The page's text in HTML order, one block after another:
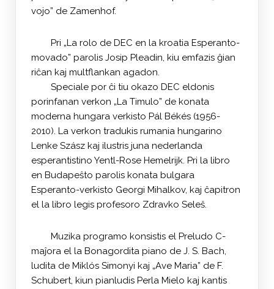
vojo” de Zamenhof.
Pri „La rolo de DEC en la kroatia Esperanto-
movado” parolis Josip Pleadin, kiu emfazis ĝian
riĉan kaj multflankan agadon.
Speciale por ĉi tiu okazo DEC eldonis
porinfanan verkon „La Timulo” de konata
moderna hungara verkisto Pál Békés (1956-
2010). La verkon tradukis rumania hungarino
Lenke Szász kaj ilustris juna nederlanda
esperantistino Yentl-Rose Hemelrijk. Pri la libro
en Budapeŝto parolis konata bulgara
Esperanto-verkisto Georgi Mihalkov, kaj ĉapitron
el la libro legis profesoro Zdravko Seleš.
Muzika programo konsistis el Preludo C-
maĵora el la Bonagordita piano de J. S. Bach,
ludita de Miklós Simonyi kaj „Ave Maria” de F.
Schubert, kiun pianludis Perla Mielo kaj kantis